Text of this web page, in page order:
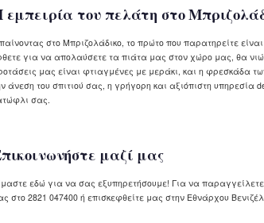
εμπειρία του πελάτη στο
στο Μπριζολάδικο, το πρώτο που παρατηρείτε
για να απολαύσετε τα πιάτα μας στον χώρο μας, θα
μας είναι φτιαγμένες με μεράκι, και η φρεσκάδα
άνεση του σπιτιού σας, η γρήγορη και αξιόπιστη
σας.
μαζί μας
εδώ για να σας εξυπηρετήσουμε! Για να
στο 2821 047400 ή επισκεφθείτε μας στην Εθνάρχου